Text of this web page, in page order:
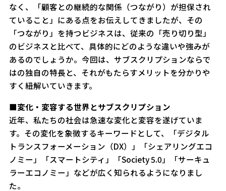
なく、「顧客との継続的な関係（つながり）が担保され
ていること」にある点をお伝えしてきましたが、その
「つながり」を持つビジネスは、従来の「売り切り型」
のビジネスと比べて、具体的にどのような違いや強みが
あるのでしょうか。今回は、サブスクリプションならで
はの独自の特長と、それがもたらすメリットを分かりや
すく紐解いていきます。
■変化・変容する世界とサブスクリプション
近年、私たちの社会は急速な変化と変容を遂げていま
す。その変化を象徴するキーワードとして、「デジタル
トランスフォーメーション（DX）」「シェアリングエコ
ノミー」「スマートシティ」「Society 5.0」「サーキュ
ラーエコノミー」などが広く知られるようになりまし
た。